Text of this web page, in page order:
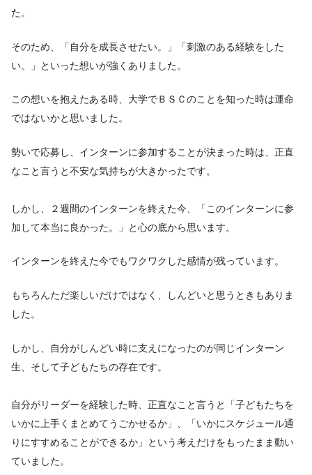
た。
そのため、「自分を成長させたい。」「刺激のある経験をした
い。」といった想いが強くありました。
この想いを抱えたある時、大学でＢＳＣのことを知った時は運命
ではないかと思いました。
勢いで応募し、インターンに参加することが決まった時は、正直
なこと言うと不安な気持ちが大きかったです。
しかし、２週間のインターンを終えた今、「このインターンに参
加して本当に良かった。」と心の底から思います。
インターンを終えた今でもワクワクした感情が残っています。
もちろんただ楽しいだけではなく、しんどいと思うときもありま
した。
しかし、自分がしんどい時に支えになったのが同じインターン
生、そして子どもたちの存在です。
自分がリーダーを経験した時、正直なこと言うと「子どもたちを
いかに上手くまとめてうごかせるか」、「いかにスケジュール通
りにすすめることができるか」という考えだけをもったまま動い
ていました。